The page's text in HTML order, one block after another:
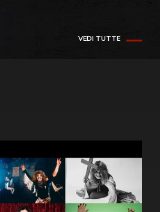
VEDI TUTTE